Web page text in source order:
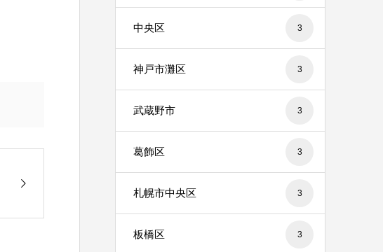
中央区 3
神戸市灘区 3
武蔵野市 3
葛飾区 3
札幌市中央区 3
板橋区 3